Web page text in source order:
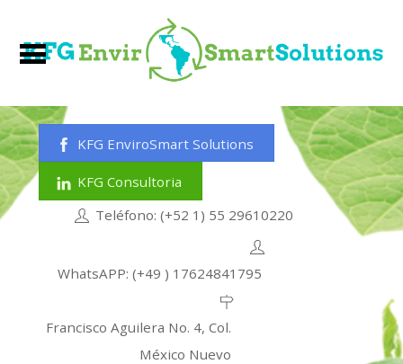
KFG EnviroSmart Solutions
KFG Consultoria
Teléfono: (+52 1) 55 29610220
WhatsAPP: (+49 ) 17624841795
Francisco Aguilera No. 4, Col.
México Nuevo